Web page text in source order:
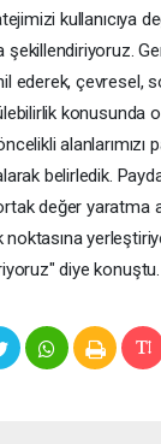
kullanıcıya
şekillendiriyoruz.
ederek, çevresel,
konusunda
alanlarımızı
belirledik.
değer yaratma
diye konuştu.